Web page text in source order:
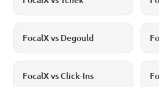
FocalX vs Degould
FocalX vs Click-Ins